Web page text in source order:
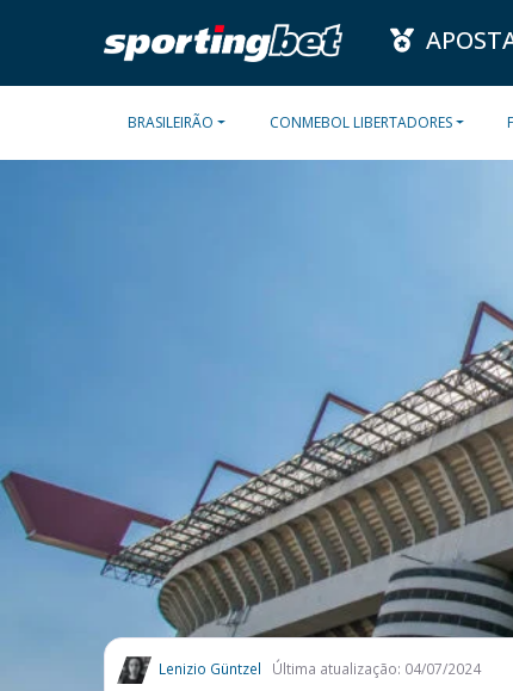
BRASILEIRÃO CONMEBOL LIBERTADORES
Lenizio Güntzel Última atualização: 04/07/2024